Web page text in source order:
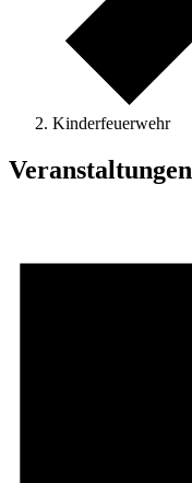
Kinderfeuerwehr
Veranstaltungen